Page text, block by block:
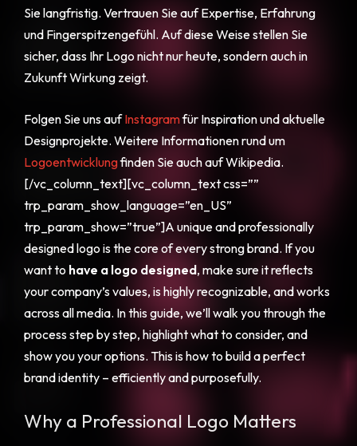
Sie langfristig. Vertrauen Sie auf Expertise, Erfahrung
und Fingerspitzengefühl. Auf diese Weise stellen Sie
sicher, dass Ihr Logo nicht nur heute, sondern auch in
Zukunft Wirkung zeigt.
Folgen Sie uns aufInstagramfür Inspiration und aktuelle
Designprojekte. Weitere Informationen rund um
Logoentwicklungfinden Sie auch auf Wikipedia.
[/vc_column_text][vc_column_text css=””
trp_param_show_language=”en_US”
trp_param_show=”true”]A unique and professionally
designed logo is the core of every strong brand. If you
want to have a logo designed, make sure it reflects
your company’s values, is highly recognizable, and works
across all media. In this guide, we’ll walk you through the
process step by step, highlight what to consider, and
show you your options. This is how to build a perfect
brand identity – efficiently and purposefully.
Why a Professional Logo Matters